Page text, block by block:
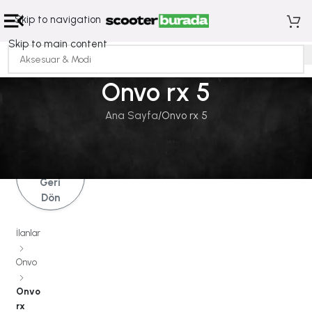
Skip to navigation
Skip to main content
Onvo rx 5
Ana Sayfa Onvo rx 5
Geri
Dön
İlanlar
Onvo
Onvo
rx